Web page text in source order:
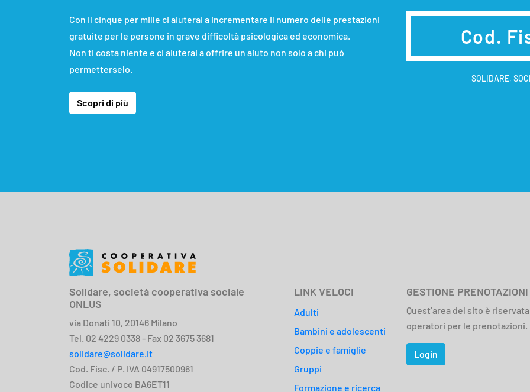
Con il cinque per mille ci aiuterai a incrementare il numero delle prestazioni
gratuite per le persone in grave difficoltà psicologica ed economica.
Non ti costa niente e ci aiuterai a offrire un aiuto non solo a chi può
permetterselo.
Scopri di più
Cod.
SOLIDARE,
Solidare, società cooperativa sociale
ONLUS
via Donati 10, 20146 Milano
Tel. 02 4229 0338 - Fax 02 3675 3681
solidare@solidare.it
Cod. Fisc. / P. IVA 04917500961
Codice univoco BA6ET11
LINK VELOCI
Adulti
Bambini e adolescenti
Coppie e famiglie
Gruppi
Formazione e ricerca
GESTIONE PRENOTAZIONI
Quest’area del sito è
operatori per le prenotazioni.
Login